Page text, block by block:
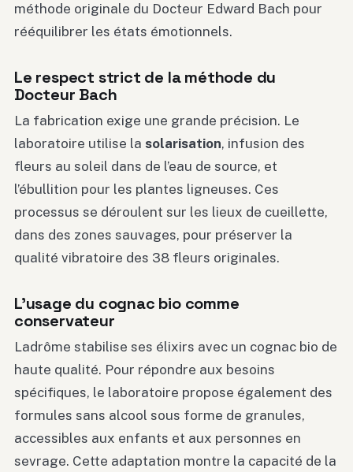
méthode originale du Docteur Edward Bach pour
rééquilibrer les états émotionnels.
Le respect strict de la méthode du
Docteur Bach
La fabrication exige une grande précision. Le
laboratoire utilise la solarisation, infusion des
fleurs au soleil dans de l’eau de source, et
l’ébullition pour les plantes ligneuses. Ces
processus se déroulent sur les lieux de cueillette,
dans des zones sauvages, pour préserver la
qualité vibratoire des 38 fleurs originales.
L’usage du cognac bio comme
conservateur
Ladrôme stabilise ses élixirs avec un cognac bio de
haute qualité. Pour répondre aux besoins
spécifiques, le laboratoire propose également des
formules sans alcool sous forme de granules,
accessibles aux enfants et aux personnes en
sevrage. Cette adaptation montre la capacité de la